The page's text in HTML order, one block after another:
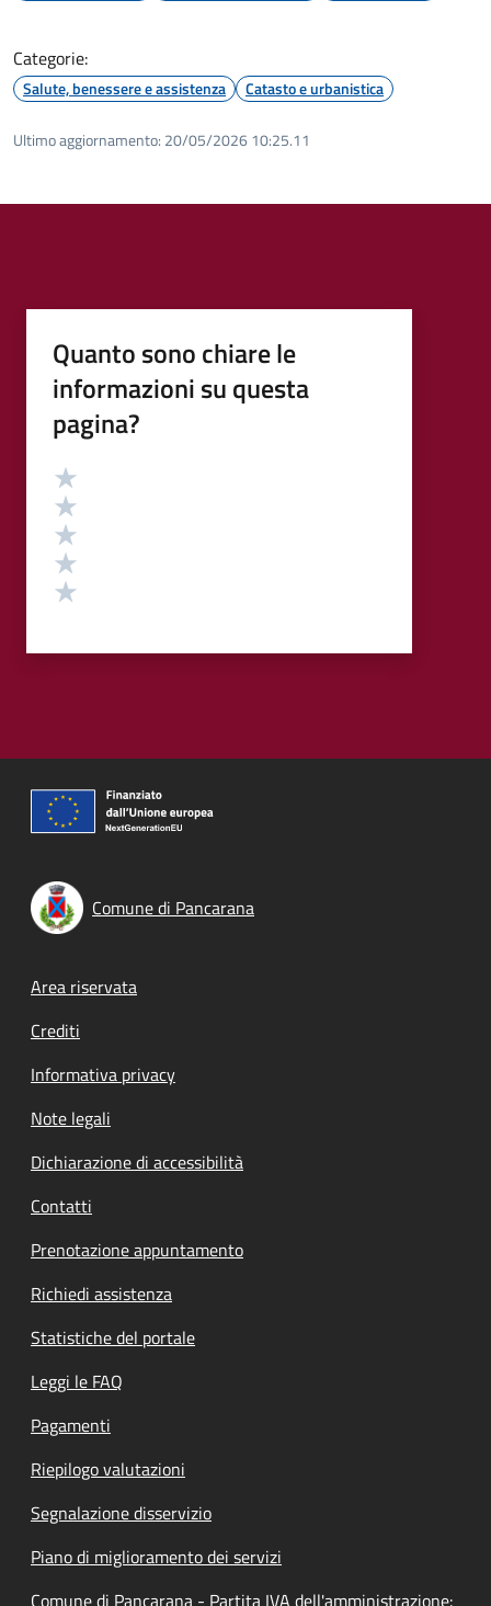
Categorie:
Salute, benessere e assistenza Catasto e urbanistica
Ultimo aggiornamento: 20/05/2026 10:25.11
Quanto sono chiare le
informazioni su questa
pagina?
Valutazione
Comune di Pancarana
Footer menu
Area riservata
Crediti
Informativa privacy
Note legali
Dichiarazione di accessibilità
Contatti
Prenotazione appuntamento
Richiedi assistenza
Statistiche del portale
Leggi le FAQ
Pagamenti
Riepilogo valutazioni
Segnalazione disservizio
Piano di miglioramento dei servizi
Comune di Pancarana - Partita IVA dell'amministrazione: